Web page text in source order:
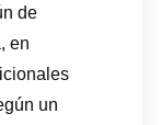
de
en
un